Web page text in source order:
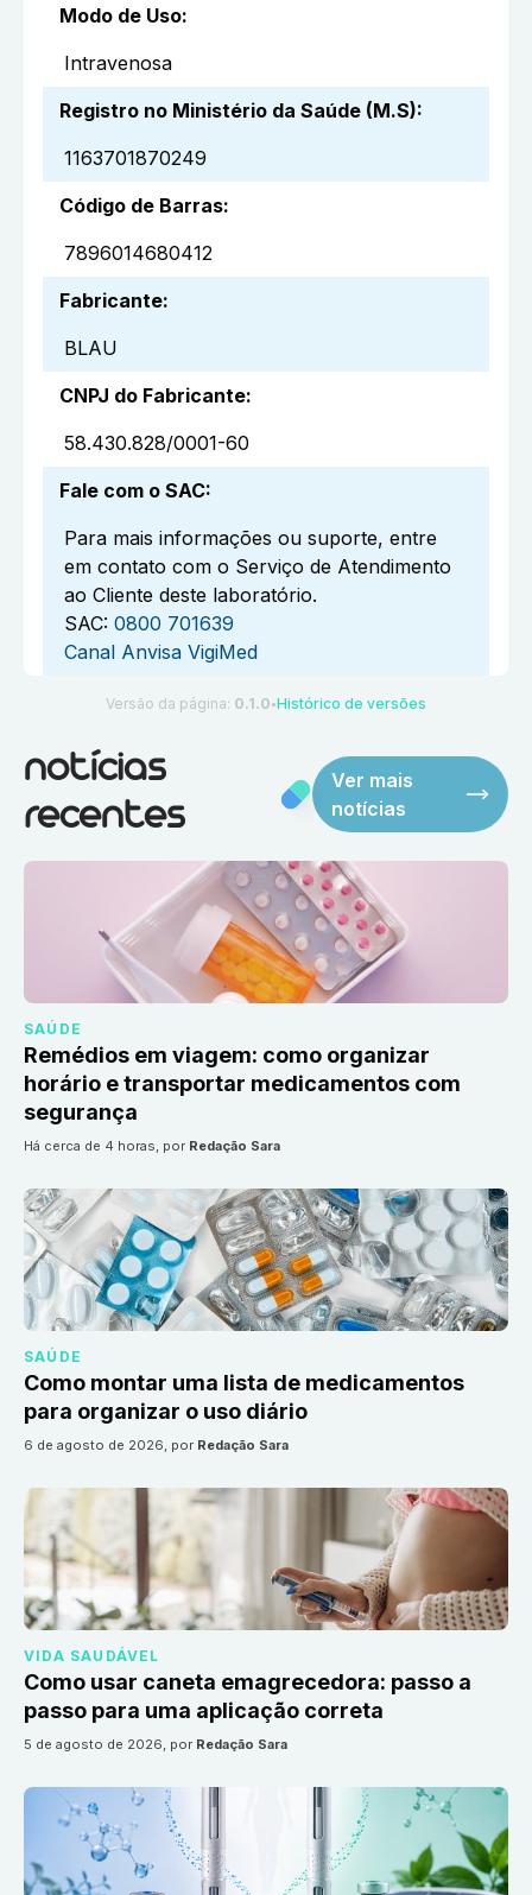
Modo de Uso:
Intravenosa
Registro no Ministério da Saúde (M.S):
1163701870249
Código de Barras:
7896014680412
Fabricante:
BLAU
CNPJ do Fabricante:
58.430.828/0001-60
Fale com o SAC:
Para mais informações ou suporte, entre
em contato com o Serviço de Atendimento
ao Cliente deste laboratório.
SAC: 0800 701639
Canal Anvisa VigiMed
Versão da página: 0.1.0 ●Histórico de versões
notícias
recentes
Ver mais
notícias
SAÚDE
Remédios em viagem: como organizar
horário e transportar medicamentos com
segurança
há cerca de 4 horas, por Redação Sara
SAÚDE
Como montar uma lista de medicamentos
para organizar o uso diário
6 de agosto de 2026, por Redação Sara
VIDA SAUDÁVEL
Como usar caneta emagrecedora: passo a
passo para uma aplicação correta
5 de agosto de 2026, por Redação Sara